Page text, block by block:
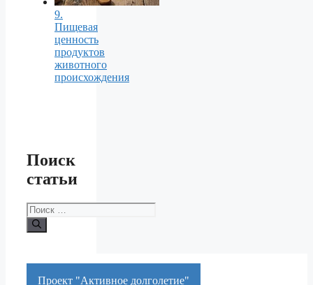
9.
Пищевая
ценность
продуктов
животного
происхождения
Поиск
статьи
Поиск:
Проект "Активное долголетие"